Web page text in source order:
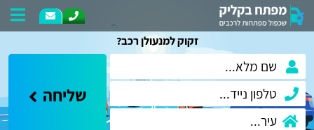
זקוק למנעולן רכב?
שליחה